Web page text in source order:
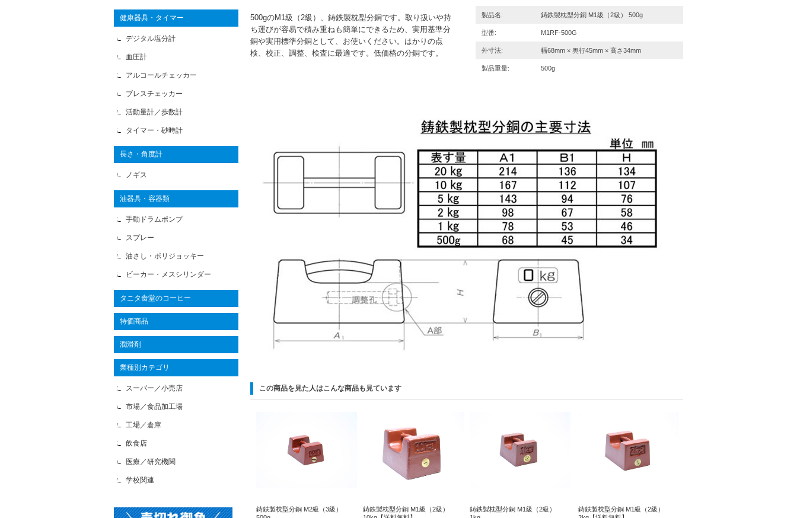
500gのM1級（2級）、鋳鉄製枕型分銅です。取り扱いや持
ち運びが容易で積み重ねも簡単にできるため、実用基準分
銅や実用標準分銅として、お使いください。はかりの点
検、校正、調整、検査に最適です。低価格の分銅です。
製品名: 鋳鉄製枕型分銅 M1級（2級） 500g
型番: M1RF-500G
外寸法: 幅68mm × 奥行45mm × 高さ34mm
製品重量: 500g
この商品を見た人はこんな商品も見ています
鋳鉄製枕型分銅 M2級（3級）
鋳鉄製枕型分銅 M1級（2級）
鋳鉄製枕型分銅 M1級（2級）
鋳鉄製枕型分銅 M1級（2級）
健康器具・タイマー
デジタル塩分計
血圧計
アルコールチェッカー
ブレスチェッカー
活動量計／歩数計
タイマー・砂時計
長さ・角度計
ノギス
油器具・容器類
手動ドラムポンプ
スプレー
油さし・ポリジョッキー
ビーカー・メスシリンダー
タニタ食堂のコーヒー
特価商品
潤滑剤
業種別カテゴリ
スーパー／小売店
市場／食品加工場
工場／倉庫
飲食店
医療／研究機関
学校関連